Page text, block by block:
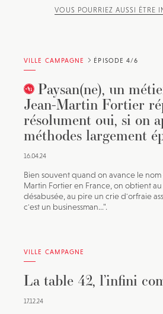
VOUS POURRIEZ AUSSI ÊTRE
VILLE CAMPAGNE ÉPISODE 4/6
Paysan(ne), un
Jean-Martin Fortier
résolument oui, si on
méthodes largement
16.04.24
Bien souvent quand on avance le
Martin Fortier en France, on obtient
désabusée, au pire un crie d'orfraie
c'est un businessman...".
VILLE CAMPAGNE
La table 42, l’infini
17.12.24
Pour recevoir toutes les deux
d’info avec une sélection